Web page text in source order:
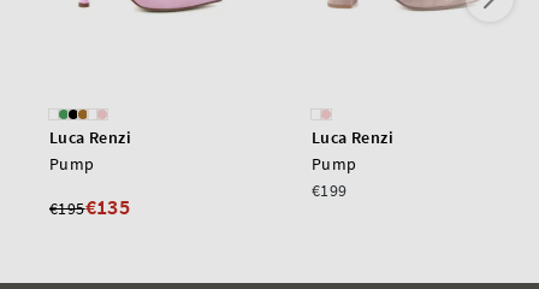
Luca Renzi
Pump
€195€135
Luca Renzi
Pump
€199